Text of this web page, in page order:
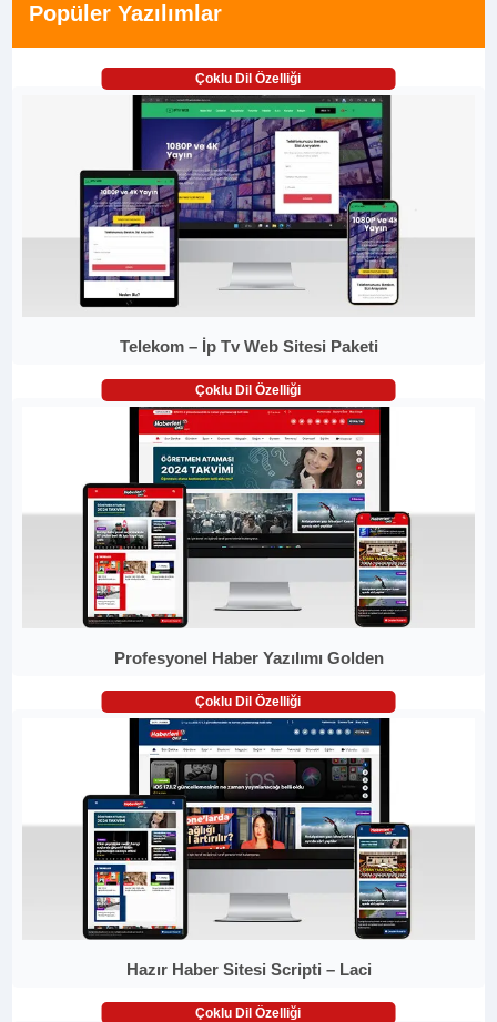
Popüler Yazılımlar
Çoklu Dil Özelliği
Telekom – İp Tv Web Sitesi Paketi
Çoklu Dil Özelliği
Profesyonel Haber Yazılımı Golden
Çoklu Dil Özelliği
Hazır Haber Sitesi Scripti – Laci
Çoklu Dil Özelliği